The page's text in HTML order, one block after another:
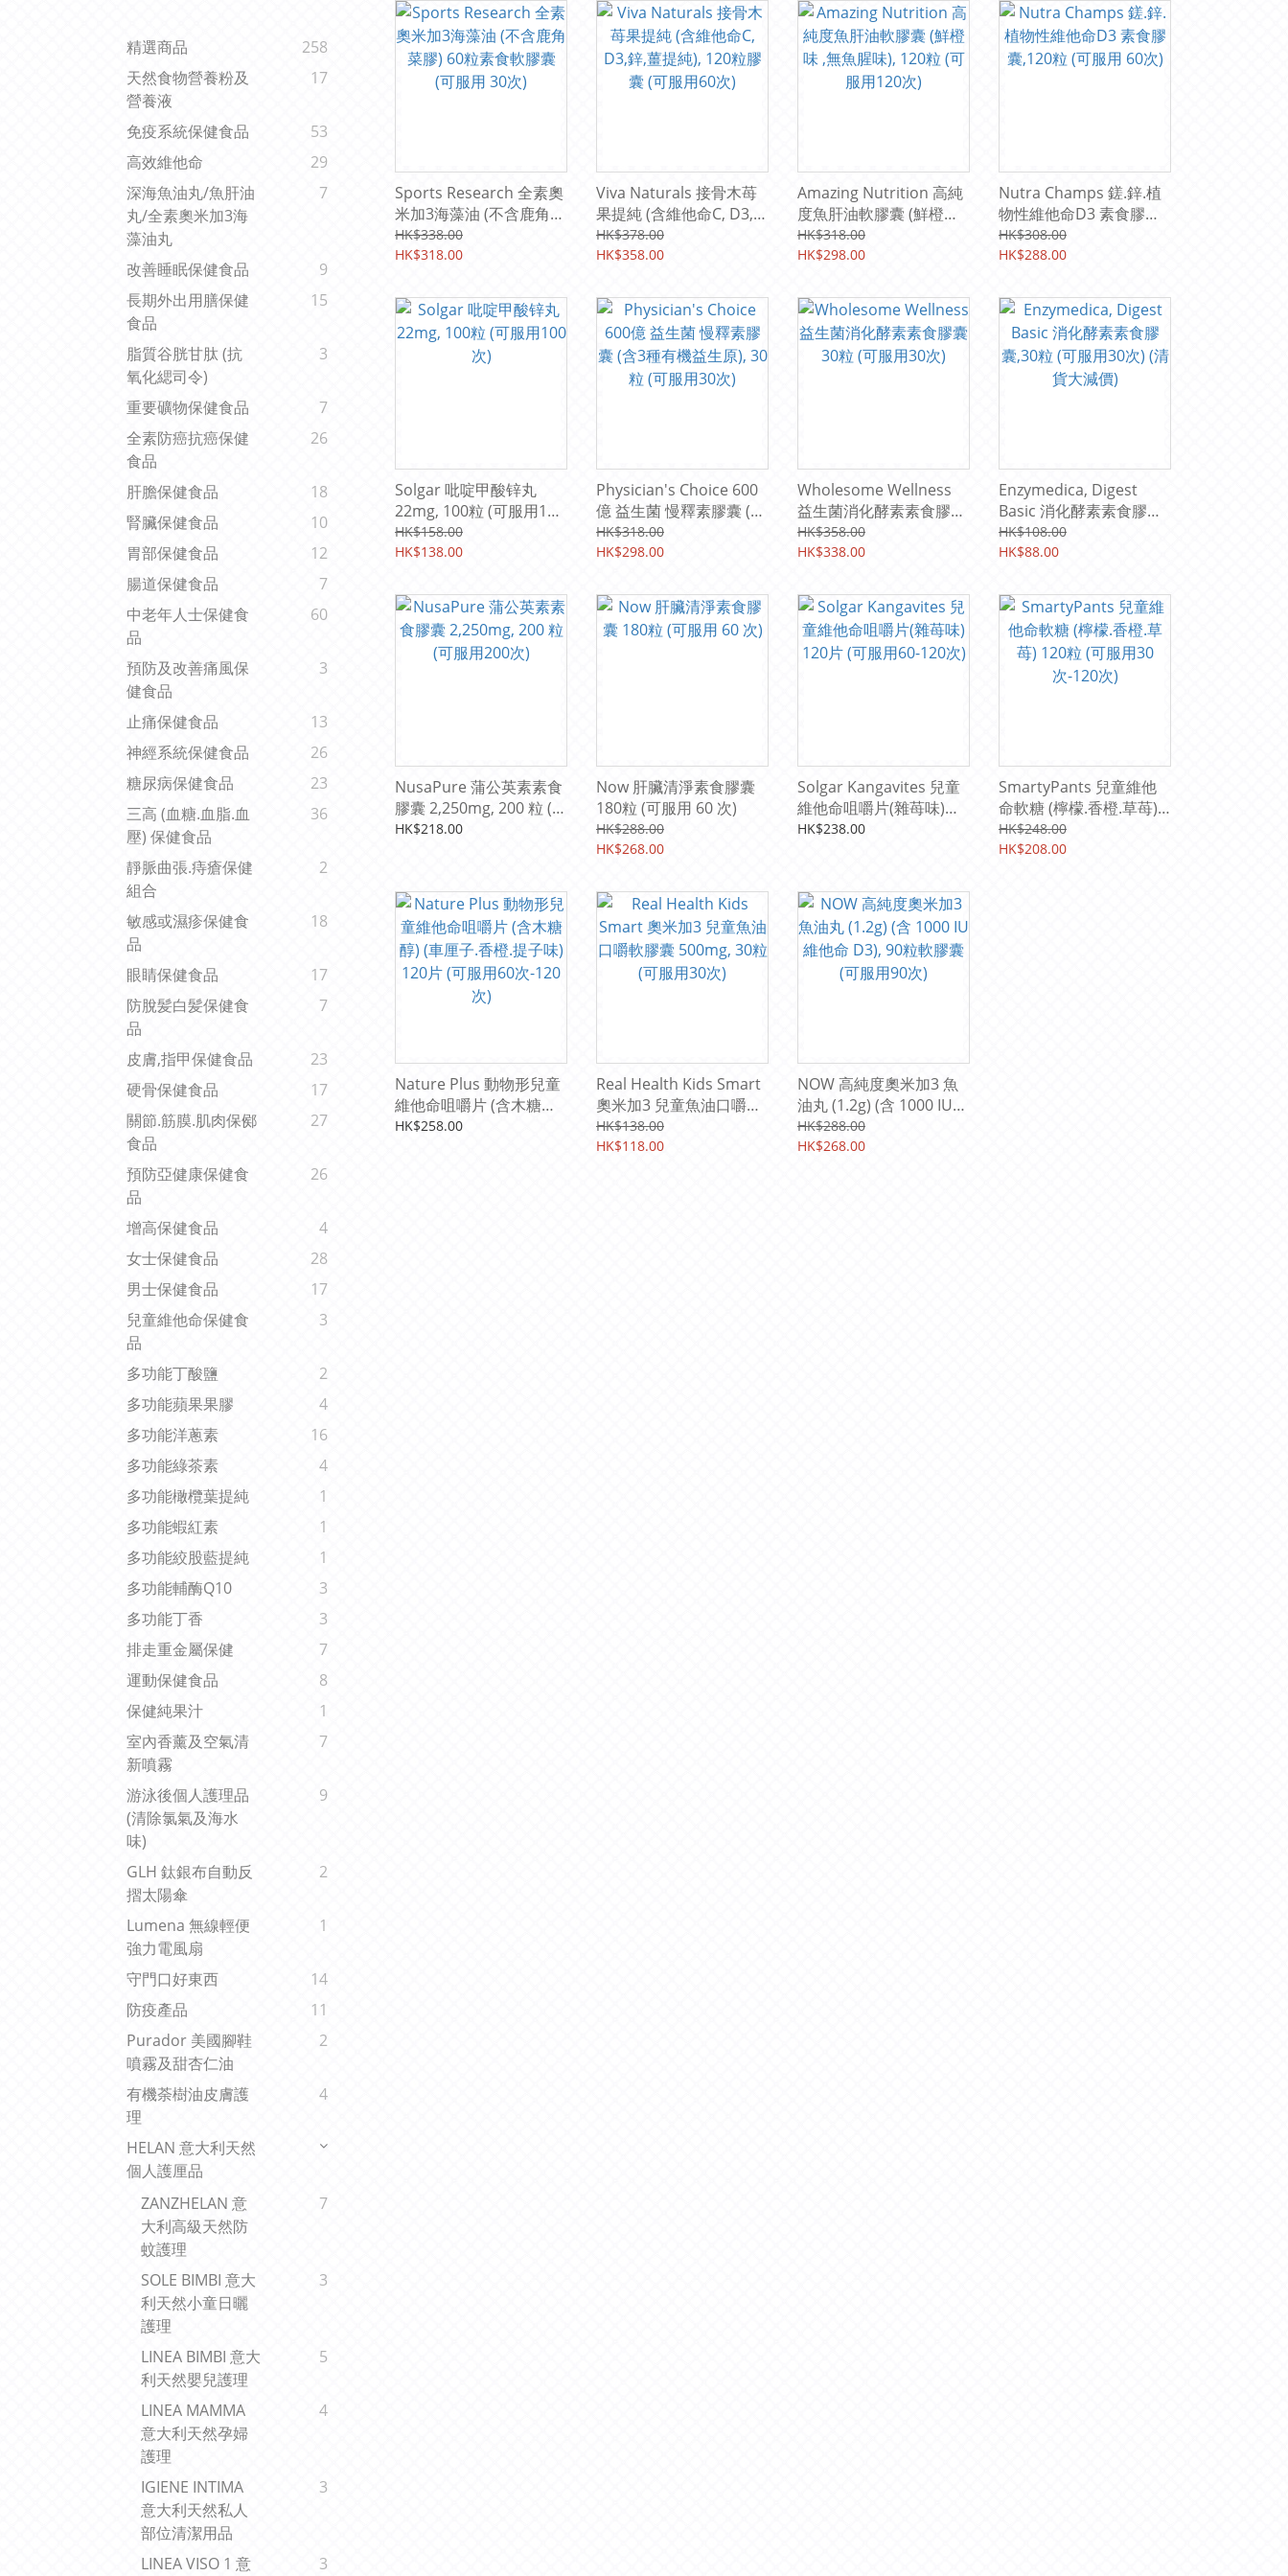
精選商品
258
天然食物營養粉及
營養液
17
免疫系統保健食品
53
高效維他命
29
深海魚油丸/魚肝油
丸/全素奧米加3海
藻油丸
7
改善睡眠保健食品
9
長期外出用膳保健
食品
15
脂質谷胱甘肽 (抗
氧化緦司令)
3
重要礦物保健食品
7
全素防癌抗癌保健
食品
26
肝膽保健食品
18
腎臟保健食品
10
胃部保健食品
12
腸道保健食品
7
中老年人士保健食
品
60
預防及改善痛風保
健食品
3
止痛保健食品
13
神經系統保健食品
26
糖尿病保健食品
23
三高 (血糖.血脂.血
壓) 保健食品
36
靜脈曲張.痔瘡保健
組合
2
敏感或濕疹保健食
品
18
眼睛保健食品
17
防脫髪白髪保健食
品
7
皮膚,指甲保健食品
23
硬骨保健食品
17
關節.筋膜.肌肉保鄇
食品
27
預防亞健康保健食
品
26
增高保健食品
4
女士保健食品
28
男士保健食品
17
兒童維他命保健食
品
3
多功能丁酸鹽
2
多功能蘋果果膠
4
多功能洋蔥素
16
多功能綠茶素
4
多功能橄欖葉提純
1
多功能蝦紅素
1
多功能絞股藍提純
1
多功能輔酶Q10
3
多功能丁香
3
排走重金屬保健
7
運動保健食品
8
保健純果汁
1
室內香薰及空氣清
新噴霧
7
游泳後個人護理品
(清除氯氣及海水
味)
9
GLH 鈦銀布自動反
摺太陽傘
2
Lumena 無線輕便
強力電風扇
1
守門口好東西
14
防疫產品
11
Purador 美國腳鞋
噴霧及甜杏仁油
2
有機荼樹油皮膚護
理
4
HELAN 意大利天然
個人護厘品
ZANZHELAN 意
大利高級天然防
蚊護理
7
SOLE BIMBI 意大
利天然小童日曬
護理
3
LINEA BIMBI 意大
利天然嬰兒護理
5
LINEA MAMMA
意大利天然孕婦
護理
4
IGIENE INTIMA
意大利天然私人
部位清潔用品
3
LINEA VISO 1 意 3
Sports Research 全素奧
米加3海藻油 (不含鹿角菜
膠) 60粒素食軟膠囊 (可服
用 30次)
HK$338.00
HK$318.00
Viva Naturals 接骨木苺
果提純 (含維他命C, D3,
鋅,薑提純), 120粒膠囊
(可服用60次)
HK$378.00
HK$358.00
Amazing Nutrition 高純
度魚肝油軟膠囊 (鮮橙味 ,
無魚腥味), 120粒 (可服用
120次)
HK$318.00
HK$298.00
Nutra Champs 鎈.鋅.植
物性維他命D3 素食膠
囊,120粒 (可服用 60次)
HK$308.00
HK$288.00
Solgar 吡啶甲酸锌丸
22mg, 100粒 (可服用100
次)
HK$158.00
HK$138.00
Physician's Choice 600
億 益生菌 慢釋素膠囊 (含
3種有機益生原), 30粒 (可
服用30次)
HK$318.00
HK$298.00
Wholesome Wellness
益生菌消化酵素素食膠囊
30粒 (可服用30次)
HK$358.00
HK$338.00
Enzymedica, Digest
Basic 消化酵素素食膠
囊,30粒 (可服用30次) (清
貨大減價)
HK$108.00
HK$88.00
NusaPure 蒲公英素素食
膠囊 2,250mg, 200 粒 (可
服用200次)
HK$218.00
Now 肝臟清淨素食膠囊
180粒 (可服用 60 次)
HK$288.00
HK$268.00
Solgar Kangavites 兒童
維他命咀嚼片(雜苺味)
120片 (可服用60-120次)
HK$238.00
SmartyPants 兒童維他
命軟糖 (檸檬.香橙.草苺)
120粒 (可服用30次-120
次)
HK$248.00
HK$208.00
Nature Plus 動物形兒童
維他命咀嚼片 (含木糖醇)
(車厘子.香橙.提子味) 120
HK$258.00
Real Health Kids Smart
奧米加3 兒童魚油口嚼軟
膠囊 500mg, 30粒 (可服
用30次)
HK$138.00
HK$118.00
NOW 高純度奧米加3 魚
油丸 (1.2g) (含 1000 IU
維他命 D3), 90粒軟膠囊
(可服用90次)
HK$288.00
HK$268.00